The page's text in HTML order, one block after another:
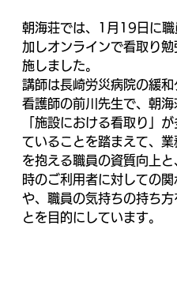
朝海荘では、1月19日に
加しオンラインで看取り
施しました。
講師は長崎労災病院の緩和
看護師の前川先生で、朝海
「施設における看取り」
ていることを踏まえて、業
を抱える職員の資質向上と
時のご利用者に対しての関
や、職員の気持ちの持ち方
とを目的にしています。